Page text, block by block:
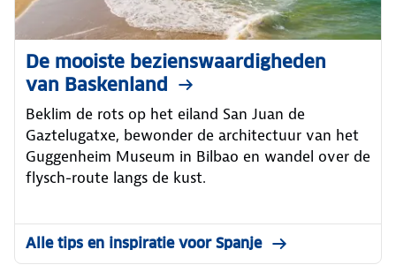
De mooiste bezienswaardigheden
van Baskenland
Beklim de rots op het eiland San Juan de
Gaztelugatxe, bewonder de architectuur van het
Guggenheim Museum in Bilbao en wandel over de
flysch-route langs de kust.
Alle tips en inspiratie voor Spanje